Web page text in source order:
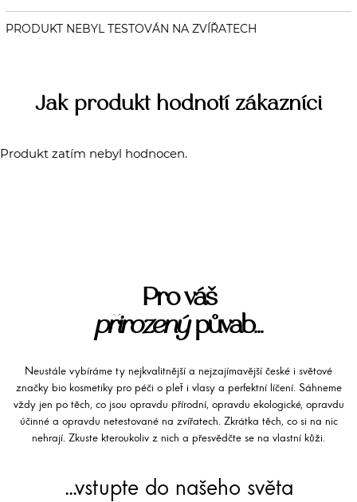
Jak produkt hodnotí zákazníci
Produkt zatím nebyl hodnocen.
Pro váš
přirozenýpůvab...
Neustále vybíráme ty nejkvalitnější a nejzajímavější české i světové
značky bio kosmetiky pro péči o pleť i vlasy a perfektní líčení. Sáhneme
vždy jen po těch, co jsou opravdu přírodní, opravdu ekologické, opravdu
účinné a opravdu netestované na zvířatech. Zkrátka těch, co si na nic
nehrají. Zkuste kteroukoliv z nich a přesvědčte se na vlastní kůži.
...vstupte do našeho světa